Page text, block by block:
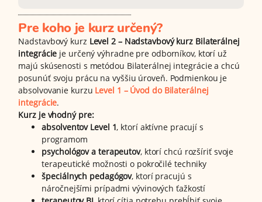
Pre koho je kurz určený?
Nadstavbový kurz Level 2 – Nadstavbový kurz Bilaterálnej
integrácie je určený výhradne pre odborníkov, ktorí už
majú skúsenosti s metódou Bilaterálnej integrácie a chcú
posunúť svoju prácu na vyššiu úroveň. Podmienkou je
absolvovanie kurzu Level 1 – Úvod do Bilaterálnej
integrácie.
Kurz je vhodný pre:
absolventov Level 1, ktorí aktívne pracují s
programom
psychológov a terapeutov, ktorí chcú rozšíriť svoje
terapeutické možnosti o pokročilé techniky
špeciálnych pedagógov, ktorí pracujú s
náročnejšími prípadmi vývinových ťažkostí